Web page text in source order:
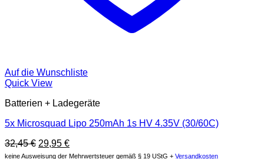
Auf die Wunschliste
Quick View
Batterien + Ladegeräte
5x Microsquad Lipo 250mAh 1s HV 4.35V (30/60C)
32,45€ Original
price
29,95 €Current
price
keine Ausweisung der Mehrwertsteuer gemäß § 19 UStG + Versandkosten